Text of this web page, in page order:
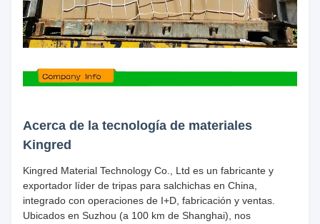
Acerca de la tecnología de materiales
Kingred
Kingred Material Technology Co., Ltd es un fabricante y
exportador líder de tripas para salchichas en China,
integrado con operaciones de I+D, fabricación y ventas.
Ubicados en Suzhou (a 100 km de Shanghai), nos